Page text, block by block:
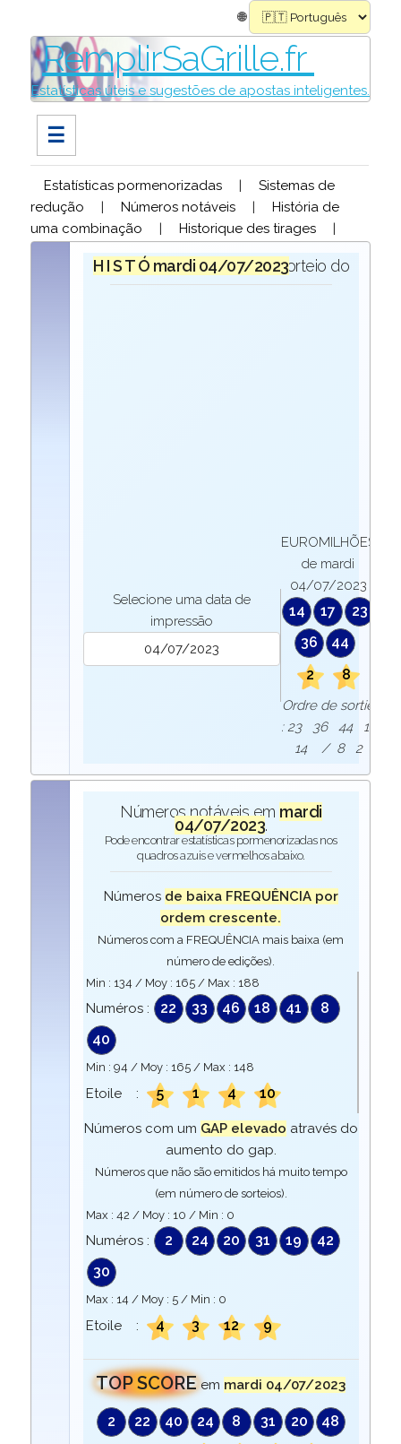
🌐
RemplirSaGrille.fr
Estatísticas úteis e sugestões de apostas inteligentes.
☰
Estatísticas pormenorizadas |
Sistemas de
redução
| Números notáveis |
História de
uma combinação
| Historique des tirages |
H I S T Ó R I O Q U Epara o sorteio do
mardi 04/07/2023
Selecione uma data de
impressão
EUROMILHÕES
de mardi
04/07/2023
14 17
23
36
44
2
8
Ordre de sortie
: 23 36 44 17
14 / 8 2
Números notáveis em mardi
04/07/2023.
Pode encontrar estatísticas pormenorizadas nos
quadros azuis e vermelhos abaixo.
Números de baixa FREQUÊNCIA por
ordem crescente.
Números com a FREQUÊNCIA mais baixa (em
número de edições).
Min : 134 / Moy : 165/ Max : 188
Numéros : 22 33 46 18 41
8
40
Min : 94 / Moy : 165/ Max : 148
Etoile : 5 1 4 10
Números com um GAP elevado através do
aumento do gap.
Números que não são emitidos há muito tempo
(em número de sorteios).
Max : 42 / Moy : 10 / Min : 0
Numéros : 2 24 20 31 19
42
30
Max : 14 / Moy : 5/ Min : 0
Etoile : 4 3 12 9
TOP SCORE em mardi 04/07/2023
2 22 40 24 8 31 20 48